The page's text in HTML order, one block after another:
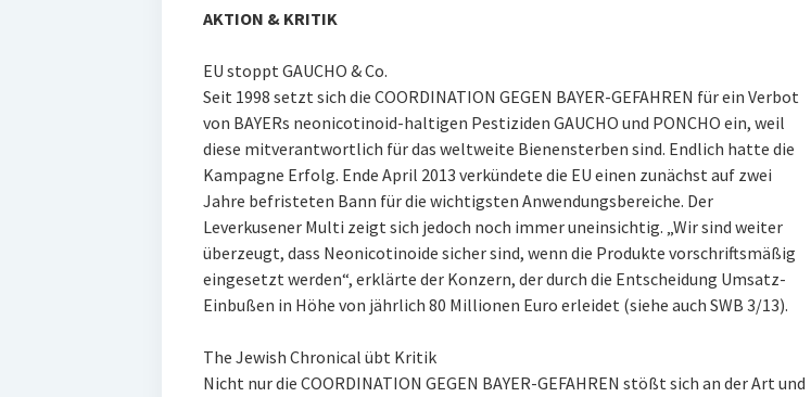
AKTION & KRITIK
EU stoppt GAUCHO & Co.
Seit 1998 setzt sich die COORDINATION GEGEN BAYER-GEFAHREN für ein Verbot
von BAYERs neonicotinoid-haltigen Pestiziden GAUCHO und PONCHO ein, weil
diese mitverantwortlich für das weltweite Bienensterben sind. Endlich hatte die
Kampagne Erfolg. Ende April 2013 verkündete die EU einen zunächst auf zwei
Jahre befristeten Bann für die wichtigsten Anwendungsbereiche. Der
Leverkusener Multi zeigt sich jedoch noch immer uneinsichtig. „Wir sind weiter
überzeugt, dass Neonicotinoide sicher sind, wenn die Produkte vorschriftsmäßig
eingesetzt werden“, erklärte der Konzern, der durch die Entscheidung Umsatz-
Einbußen in Höhe von jährlich 80 Millionen Euro erleidet (siehe auch SWB 3/13).
The Jewish Chronical übt Kritik
Nicht nur die COORDINATION GEGEN BAYER-GEFAHREN stößt sich an der Art und